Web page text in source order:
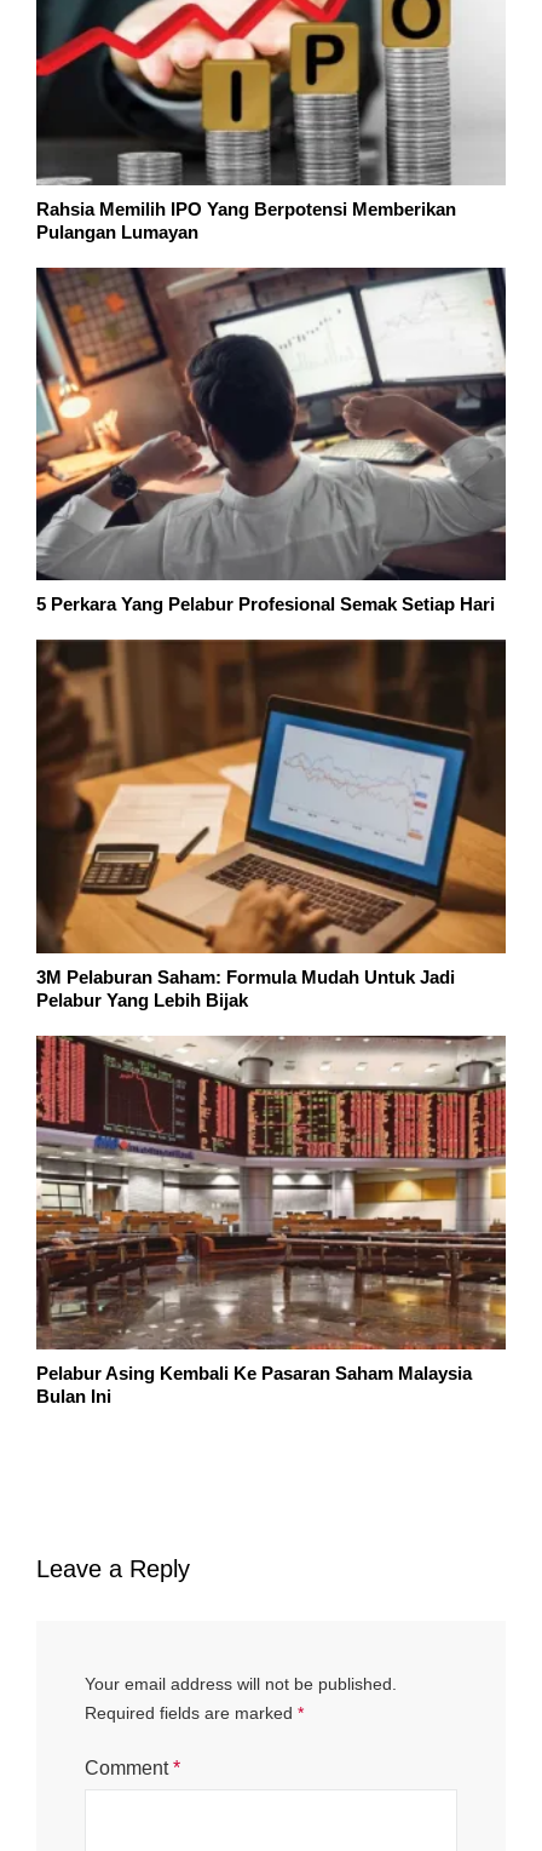
Rahsia Memilih IPO Yang Berpotensi Memberikan
Pulangan Lumayan
5 Perkara Yang Pelabur Profesional Semak Setiap Hari
3M Pelaburan Saham: Formula Mudah Untuk Jadi
Pelabur Yang Lebih Bijak
Pelabur Asing Kembali Ke Pasaran Saham Malaysia
Bulan Ini
Leave a Reply
Your email address will not be published.
Required fields are marked *
Comment*